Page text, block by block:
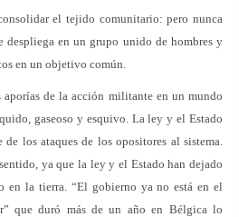
el tejido comunitario: pero nunca
despliega en un grupo unido de hombres y
en un objetivo común.
de la acción militante en un mundo
gaseoso y esquivo. La ley y el Estado
los ataques de los opositores al sistema.
ya que la ley y el Estado han dejado
en la tierra. “El gobierno ya no está en el
que duró más de un año en Bélgica lo